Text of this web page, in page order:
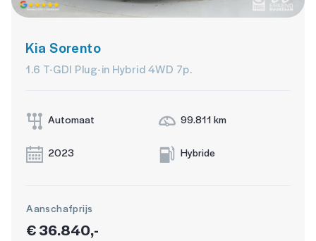
schakelpaddles
Volledig digitaal instrumentenpaneel
Kia Sorento
1.6 T-GDI Plug-in Hybrid 4WD 7p.
Automaat 99.811 km
2023 Hybride
Aanschafprijs
€ 36.840,-